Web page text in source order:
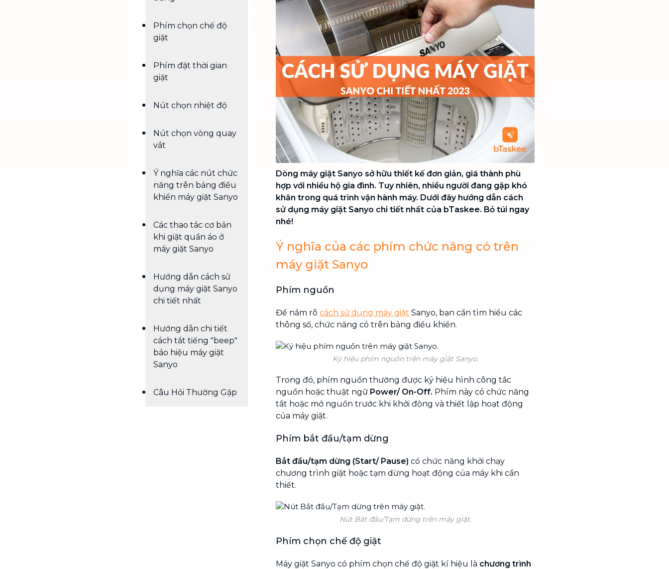
Chuyển nhà trọn gói, không lo dọn
dẹp nơi đi nơi đến
Vệ sinh công nghiệp NEW
Vệ sinh chuyên nghiệp cho văn
phòng, nhà xưởng, công trình lớn
Phím chọn chế độ
giặt
Phím đặt thời gian
giặt
Nút chọn nhiệt độ
Nút chọn vòng quay
vắt
Ý nghĩa các nút chức
năng trên bảng điều
khiển máy giặt Sanyo
Các thao tác cơ bản
khi giặt quần áo ở
máy giặt Sanyo
Hướng dẫn cách sử
dụng máy giặt Sanyo
chi tiết nhất
Hướng dẫn chi tiết
cách tắt tiếng "beep"
báo hiệu máy giặt
Sanyo
Câu Hỏi Thường Gặp
Dòng máy giặt Sanyo sở hữu thiết kế đơn giản, giá thành phù
hợp với nhiều hộ gia đình. Tuy nhiên, nhiều người đang gặp khó
khăn trong quá trình vận hành máy. Dưới đây hướng dẫn cách
sử dụng máy giặt Sanyo chi tiết nhất của bTaskee. Bỏ túi ngay
nhé!
Ý nghĩa của các phím chức năng có trên
máy giặt Sanyo
Phím nguồn
Để nắm rõ cách sử dụng máy giặt Sanyo, bạn cần tìm hiểu các
thông số, chức năng có trên bảng điều khiển.
Ký hiệu phím nguồn trên máy giặt Sanyo.
Trong đó, phím nguồn thường được ký hiệu hình công tắc
nguồn hoặc thuật ngữ Power/ On-Off. Phím này có chức năng
tắt hoặc mở nguồn trước khi khởi động và thiết lập hoạt động
của máy giặt.
Phím bắt đầu/tạm dừng
Bắt đầu/tạm dừng (Start/ Pause) có chức năng khởi chạy
chương trình giặt hoặc tạm dừng hoạt động của máy khi cần
thiết.
Nút Bắt đầu/Tạm dừng trên máy giặt.
Phím chọn chế độ giặt
Máy giặt Sanyo có phím chọn chế độ giặt kí hiệu là chương trình